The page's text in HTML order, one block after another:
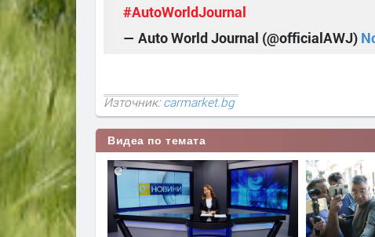
#AutoWorldJournal
— Auto World Journal (@officialAWJ)
Източник:carmarket.bg
Видеа по темата